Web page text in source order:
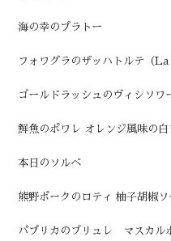
海の幸のプラトー
フォワグラのザッハトルテ（
ゴールドラッシュのヴィシソワ
鮮魚のポワレ オレンジ風味の白
本日のソルベ
熊野ポークのロティ 柚子胡椒ソ
パプリカのブリュレ マスカル